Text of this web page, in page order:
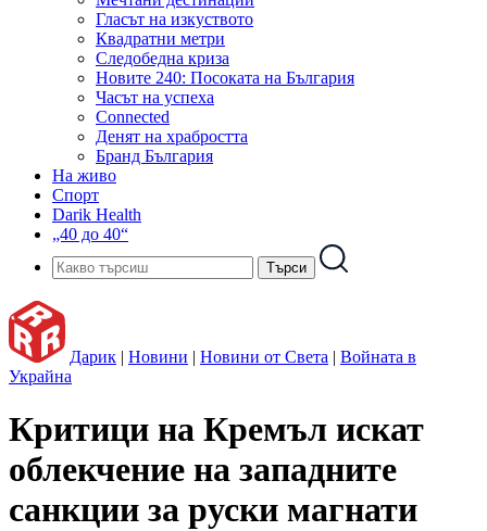
Гласът на изкуството
Квадратни метри
Следобедна криза
Новите 240: Посоката на България
Часът на успеха
Connected
Денят на храбростта
Бранд България
На живо
Спорт
Darik Health
„40 до 40“
Дарик | Новини | Новини от Света | Войната в
Украйна
Критици на Кремъл искат
облекчение на западните
санкции за руски магнати